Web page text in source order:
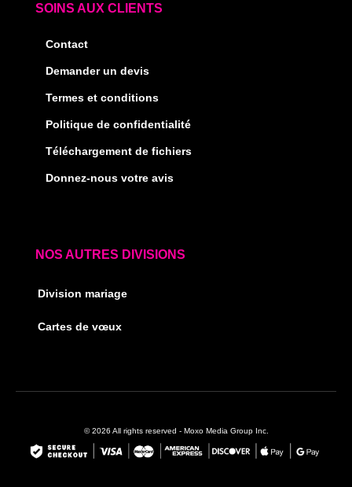
SOINS AUX CLIENTS
Contact
Demander un devis
Termes et conditions
Politique de confidentialité
Téléchargement de fichiers
Donnez-nous votre avis
NOS AUTRES DIVISIONS
Division mariage
Cartes de vœux
© 2026 All rights reserved - Moxo Media Group Inc.